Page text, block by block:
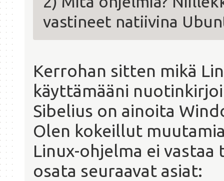
vastineet natiivina
Kerrohan sitten mikä
käyttämääni
Sibelius on ainoita
Olen kokeillut
Linux-ohjelma ei
osata seuraavat asiat: